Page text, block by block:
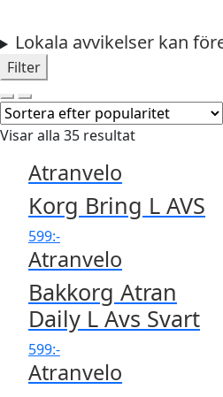
Lokala avvikelser kan
Filter
Visar alla 35 resultat
Atranvelo
Korg Bring L AVS
599:-
Atranvelo
Bakkorg Atran
Daily L Avs Svart
599:-
Atranvelo